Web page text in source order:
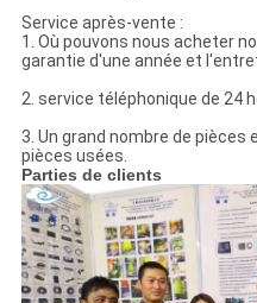
Service après-vente :
1. Où pouvons nous acheter
garantie d'une année et
2. service téléphonique de 24
3. Un grand nombre de
pièces usées.
Parties de clients